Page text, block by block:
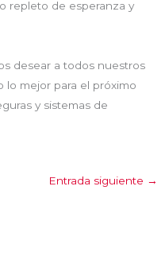
repleto de esperanza y
desear a todos nuestros
lo mejor para el próximo
y sistemas de
Entrada siguiente →